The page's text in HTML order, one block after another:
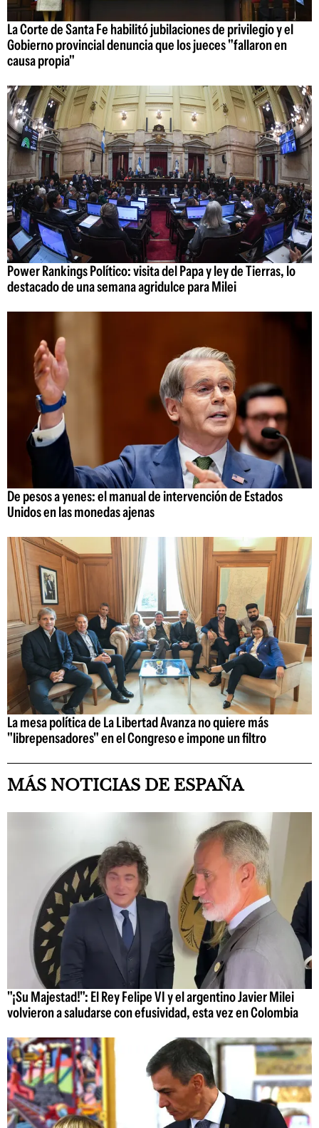
La Corte de Santa Fe habilitó jubilaciones de privilegio y el
Gobierno provincial denuncia que los jueces "fallaron en
causa propia"
Power Rankings Político: visita del Papa y ley de Tierras, lo
destacado de una semana agridulce para Milei
De pesos a yenes: el manual de intervención de Estados
Unidos en las monedas ajenas
La mesa política de La Libertad Avanza no quiere más
"librepensadores" en el Congreso e impone un filtro
MÁS NOTICIAS DE ESPAÑA
"¡Su Majestad!": El Rey Felipe VI y el argentino Javier Milei
volvieron a saludarse con efusividad, esta vez en Colombia